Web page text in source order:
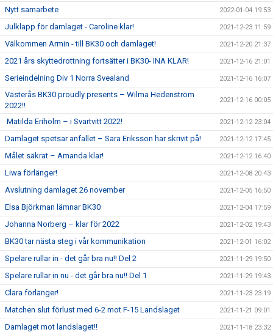
Nytt samarbete 2022-01-04 19:53
Julklapp för damlaget - Caroline klar! 2021-12-23 11:59
Välkommen Armin - till BK30 och damlaget! 2021-12-20 21:37
2021 års skyttedrottning fortsätter i BK30- INA KLAR! 2021-12-16 21:01
Serieindelning Div 1 Norra Svealand 2021-12-16 16:07
Västerås BK30 proudly presents – Wilma Hedenström
2022!!
2021-12-16 00:05
Matilda Eriholm – i Svartvitt 2022! 2021-12-12 23:04
Damlaget spetsar anfallet – Sara Eriksson har skrivit på! 2021-12-12 17:45
Målet säkrat – Amanda klar! 2021-12-12 16:40
Liwa förlänger! 2021-12-08 20:43
Avslutning damlaget 26 november 2021-12-05 16:50
Elsa Björkman lämnar BK30 2021-12-04 17:59
Johanna Norberg – klar för 2022 2021-12-02 19:43
BK30 tar nästa steg i vår kommunikation 2021-12-01 16:02
Spelare rullar in - det går bra nu!! Del 2 2021-11-29 19:50
Spelare rullar in nu - det går bra nu!! Del 1 2021-11-29 19:43
Clara förlänger! 2021-11-23 23:19
Matchen slut förlust med 6-2 mot F-15 Landslaget 2021-11-21 09:01
Damlaget mot landslaget!! 2021-11-18 23:32